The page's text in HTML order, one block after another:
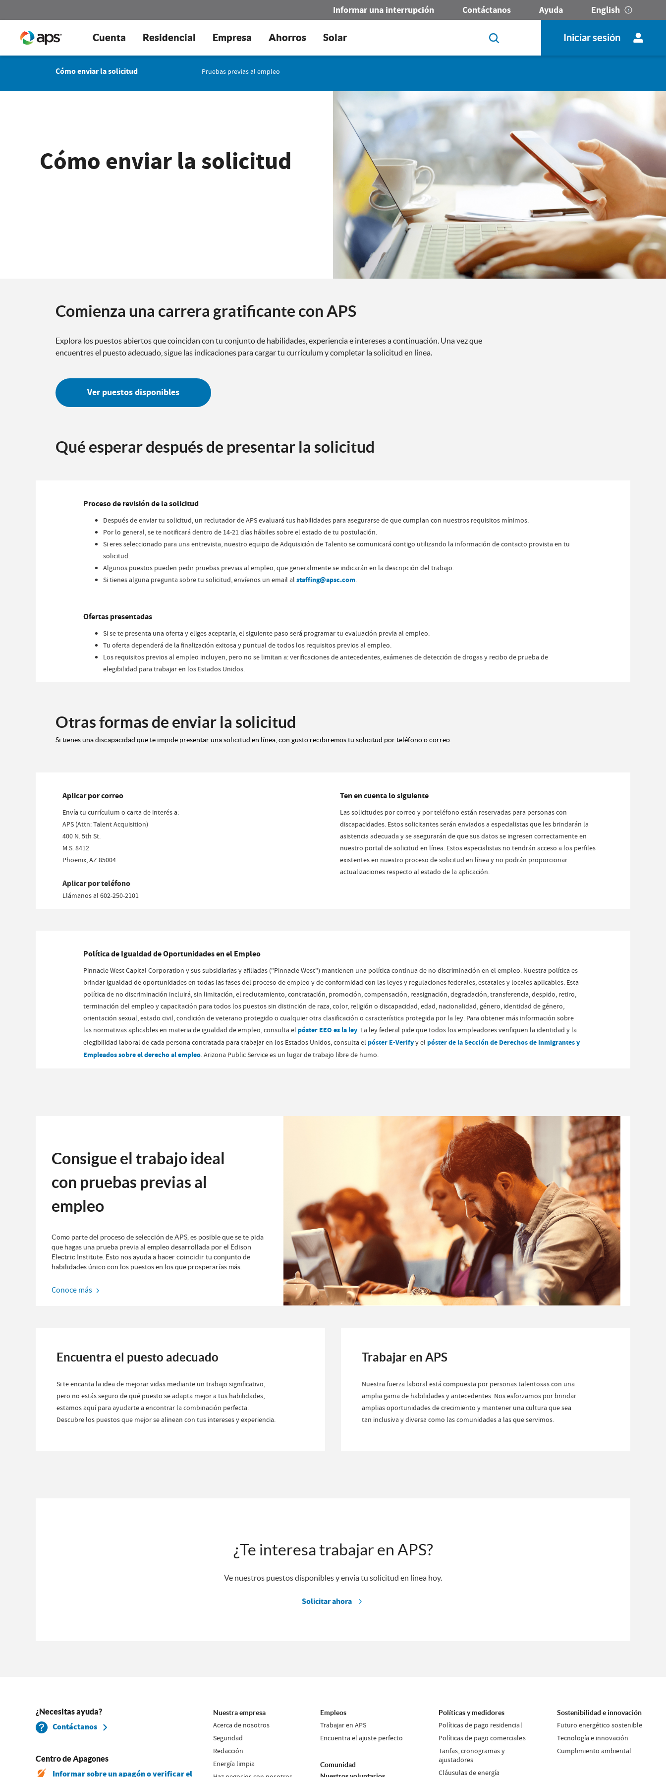
Informar una interrupción Contáctanos Ayuda English
Cuenta Residencial Empresa Ahorros Solar Iniciar sesión
Cómo enviar la solicitud Pruebas previas al empleo
Cómo enviar la solicitud
Comienza una carrera gratificante con APS
Explora los puestos abiertos que coincidan con tu conjunto de habilidades, experiencia e intereses a continuación. Una vez que
encuentres el puesto adecuado, sigue las indicaciones para cargar tu currículum y completar la solicitud en línea.
Ver puestos disponibles
Qué esperar después de presentar la solicitud
Proceso de revisión de la solicitud
Después de enviar tu solicitud, un reclutador de APS evaluará tus habilidades para asegurarse de que cumplan con nuestros requisitos mínimos.
Por lo general, se te notificará dentro de 14-21 días hábiles sobre el estado de tu postulación.
Si eres seleccionado para una entrevista, nuestro equipo de Adquisición de Talento se comunicará contigo utilizando la información de contacto provista en tu
solicitud.
Algunos puestos pueden pedir pruebas previas al empleo, que generalmente se indicarán en la descripción del trabajo.
Si tienes alguna pregunta sobre tu solicitud, envíenos un email al staffing@apsc.com
Ofertas presentadas
Si se te presenta una oferta y eliges aceptarla, el siguiente paso será programar tu evaluación previa al empleo.
Tu oferta dependerá de la finalización exitosa y puntual de todos los requisitos previos al empleo.
Los requisitos previos al empleo incluyen, pero no se limitan a: verificaciones de antecedentes, exámenes de detección de drogas y recibo de prueba de
elegibilidad para trabajar en los Estados Unidos.
Otras formas de enviar la solicitud
Si tienes una discapacidad que te impide presentar una solicitud en línea, con gusto recibiremos tu solicitud por teléfono o correo.
Aplicar por correo
Envía tu currículum o carta de interés a:
APS (Attn: Talent Acquisition)
400 N. 5th St.
M.S. 8412
Phoenix, AZ 85004
Aplicar por teléfono
Llámanos al 602-250-2101
Ten en cuenta lo siguiente
Las solicitudes por correo y por teléfono están reservadas para personas con
discapacidades. Estos solicitantes serán enviados a especialistas que les brindarán la
asistencia adecuada y se asegurarán de que sus datos se ingresen correctamente en
nuestro portal de solicitud en línea. Estos especialistas no tendrán acceso a los perfiles
existentes en nuestro proceso de solicitud en línea y no podrán proporcionar
actualizaciones respecto al estado de la aplicación.
Política de Igualdad de Oportunidades en el Empleo
Pinnacle West Capital Corporation y sus subsidiarias y afiliadas ("Pinnacle West") mantienen una política continua de no discriminación en el empleo. Nuestra política es
brindar igualdad de oportunidades en todas las fases del proceso de empleo y de conformidad con las leyes y regulaciones federales, estatales y locales aplicables. Esta
política de no discriminación incluirá, sin limitación, el reclutamiento, contratación, promoción, compensación, reasignación, degradación, transferencia, despido, retiro,
terminación del empleo y capacitación para todos los puestos sin distinción de raza, color, religión o discapacidad, edad, nacionalidad, género, identidad de género,
orientación sexual, estado civil, condición de veterano protegido o cualquier otra clasificación o característica protegida por la ley. Para obtener más información sobre
las normativas aplicables en materia de igualdad de empleo, consulta el póster EEO es la ley . La ley federal pide que todos los empleadores verifiquen la identidad y la
elegibilidad laboral de cada persona contratada para trabajar en los Estados Unidos, consulta el póster E-Verifyy el póster de la Sección de Derechos de Inmigrantes y
Empleados sobre el derecho al empleo . Arizona Public Service es un lugar de trabajo libre de humo.
Consigue el trabajo ideal
con pruebas previas al
empleo
Como parte del proceso de selección de APS, es posible que se te pida
que hagas una prueba previa al empleo desarrollada por el Edison
Electric Institute. Esto nos ayuda a hacer coincidir tu conjunto de
habilidades único con los puestos en los que prosperarías más.
Conoce más
Encuentra el puesto adecuado
Si te encanta la idea de mejorar vidas mediante un trabajo significativo,
pero no estás seguro de qué puesto se adapta mejor a tus habilidades,
estamos aquí para ayudarte a encontrar la combinación perfecta.
Descubre los puestos que mejor se alinean con tus intereses y experiencia.
Trabajar en APS
Nuestra fuerza laboral está compuesta por personas talentosas con una
amplia gama de habilidades y antecedentes. Nos esforzamos por brindar
amplias oportunidades de crecimiento y mantener una cultura que sea
tan inclusiva y diversa como las comunidades a las que servimos.
¿Te interesa trabajar en APS?
Ve nuestros puestos disponibles y envía tu solicitud en línea hoy.
Solicitar ahora
¿Necesitas ayuda?
Contáctanos
Centro de Apagones
Informar sobre un apagón o verificar el
Nuestra empresa
Acerca de nosotros
Seguridad
Redacción
Energía limpia
Empleos
Trabajar en APS
Encuentra el ajuste perfecto
Comunidad
Políticas y medidores
Políticas de pago residencial
Políticas de pago comerciales
Tarifas, cronogramas y
ajustadores
Cláusulas de energía
Sostenibilidad e innovación
Futuro energético sostenible
Tecnología e innovación
Cumplimiento ambiental